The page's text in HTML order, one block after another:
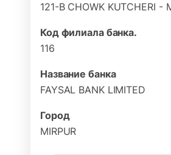
121-B CHOWK KUTCHERI -
Код филиала банка.
116
Название банка
FAYSAL BANK LIMITED
Город
MIRPUR